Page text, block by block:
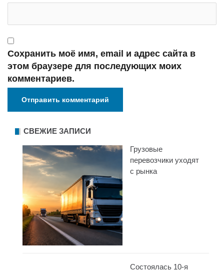
Сохранить моё имя, email и адрес сайта в
этом браузере для последующих моих
комментариев.
СВЕЖИЕ ЗАПИСИ
Грузовые
перевозчики уходят
с рынка
Состоялась 10-я